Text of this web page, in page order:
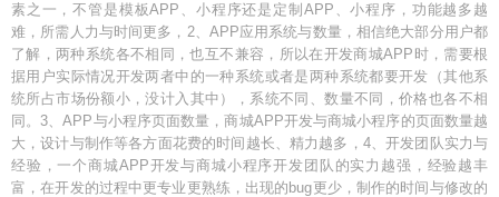
素之一，不管是模板APP、小程序还是定制APP、小程序，功能越多越
难，所需人力与时间更多，2、APP应用系统与数量，相信绝大部分用户都
了解，两种系统各不相同，也互不兼容，所以在开发商城APP时，需要根
据用户实际情况开发两者中的一种系统或者是两种系统都要开发（其他系
统所占市场份额小，没计入其中），系统不同、数量不同，价格也各不相
同。3、APP与小程序页面数量，商城APP开发与商城小程序的页面数量越
大，设计与制作等各方面花费的时间越长、精力越多，4、开发团队实力与
经验，一个商城APP开发与商城小程序开发团队的实力越强，经验越丰
富，在开发的过程中更专业更熟练，出现的bug更少，制作的时间与修改的